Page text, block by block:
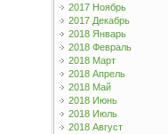
2017 Ноябрь
2017 Декабрь
2018 Январь
2018 Февраль
2018 Март
2018 Апрель
2018 Май
2018 Июнь
2018 Июль
2018 Август